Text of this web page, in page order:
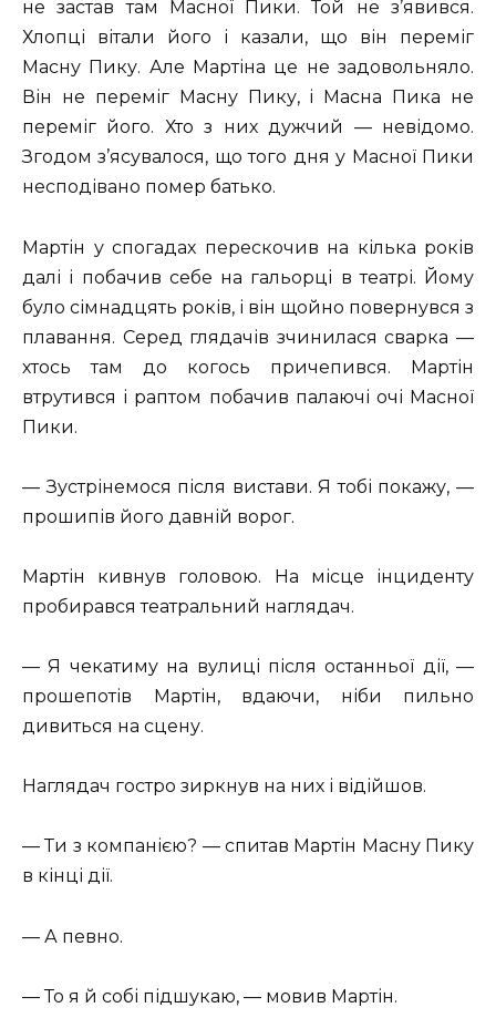
не застав там Масної Пики. Той не з’явився.
Хлопці вітали його і казали, що він переміг
Масну Пику. Але Мартіна це не задовольняло.
Він не переміг Масну Пику, і Масна Пика не
переміг його. Хто з них дужчий — невідомо.
Згодом з’ясувалося, що того дня у Масної Пики
несподівано помер батько.
Мартін у спогадах перескочив на кілька років
далі і побачив себе на гальорці в театрі. Йому
було сімнадцять років, і він щойно повернувся з
плавання. Серед глядачів зчинилася сварка —
хтось там до когось причепився. Мартін
втрутився і раптом побачив палаючі очі Масної
Пики.
— Зустрінемося після вистави. Я тобі покажу, —
прошипів його давній ворог.
Мартін кивнув головою. На місце інциденту
пробирався театральний наглядач.
— Я чекатиму на вулиці після останньої дії, —
прошепотів Мартін, вдаючи, ніби пильно
дивиться на сцену.
Наглядач гостро зиркнув на них і відійшов.
— Ти з компанією? — спитав Мартін Масну Пику
в кінці дії.
— А певно.
— То я й собі підшукаю, — мовив Мартін.